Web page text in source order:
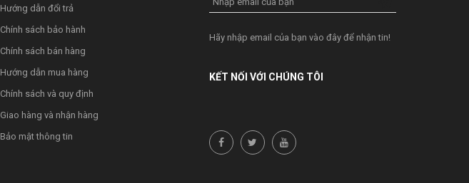
Hướng dẫn đổi trả
Chính sách bảo hành
Chính sách bán hàng
Hướng dẫn mua hàng
Chính sách và quy định
Giao hàng và nhận hàng
Bảo mật thông tin
Hãy nhập email của bạn vào đây để nhận tin!
KẾT NỐI VỚI CHÚNG TÔI